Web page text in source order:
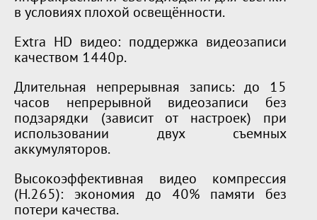
в условиях плохой освещённости.
Extra HD видео: поддержка видеозаписи
качеством 1440p.
Длительная непрерывная запись: до 15
часов непрерывной видеозаписи без
подзарядки (зависит от настроек) при
использовании двух съемных
аккумуляторов.
Высокоэффективная видео компрессия
(H.265): экономия до 40% памяти без
потери качества.